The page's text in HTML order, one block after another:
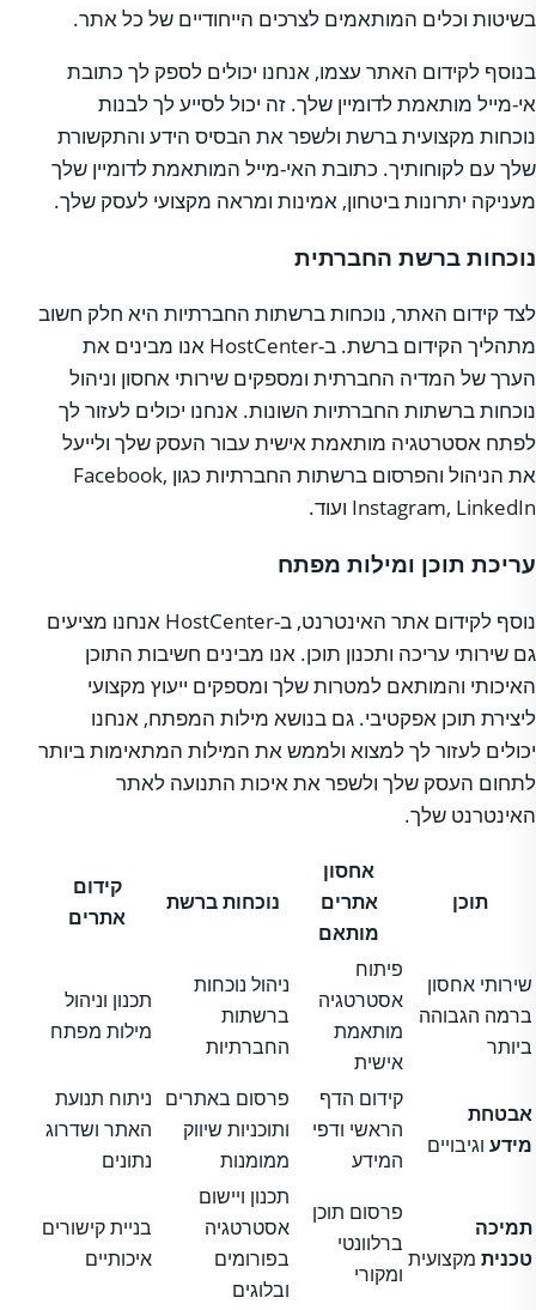
בשיטות וכלים המותאמים לצרכים הייחודיים של כל אתר.
בנוסף לקידום האתר עצמו, אנחנו יכולים לספק לך כתובת
אי-מייל מותאמת לדומיין שלך. זה יכול לסייע לך לבנות
נוכחות מקצועית ברשת ולשפר את הבסיס הידע והתקשורת
שלך עם לקוחותיך. כתובת האי-מייל המותאמת לדומיין שלך
מעניקה יתרונות ביטחון, אמינות ומראה מקצועי לעסק שלך.
נוכחות ברשת החברתית
לצד קידום האתר, נוכחות ברשתות החברתיות היא חלק חשוב
מתהליך הקידום ברשת. ב-HostCenter אנו מבינים את
הערך של המדיה החברתית ומספקים שירותי אחסון וניהול
נוכחות ברשתות החברתיות השונות. אנחנו יכולים לעזור לך
לפתח אסטרטגיה מותאמת אישית עבור העסק שלך ולייעל
את הניהול והפרסום ברשתות החברתיות כגון Facebook,
Instagram, LinkedIn ועוד.
עריכת תוכן ומילות מפתח
נוסף לקידום אתר האינטרנט, ב-HostCenter אנחנו מציעים
גם שירותי עריכה ותכנון תוכן. אנו מבינים חשיבות התוכן
האיכותי והמותאם למטרות שלך ומספקים ייעוץ מקצועי
ליצירת תוכן אפקטיבי. גם בנושא מילות המפתח, אנחנו
יכולים לעזור לך למצוא ולממש את המילות המתאימות ביותר
לתחום העסק שלך ולשפר את איכות התנועה לאתר
האינטרנט שלך.
תוכן
אחסון
אתרים
מותאם
נוכחות ברשת
קידום
אתרים
שירותי אחסון
ברמה הגבוהה
ביותר
פיתוח
אסטרטגיה
מותאמת
אישית
ניהול נוכחות
ברשתות
החברתיות
תכנון וניהול
מילות מפתח
אבטחת
מידע וגיבויים
קידום הדף
הראשי ודפי
המידע
פרסום באתרים
ותוכניות שיווק
ממומנות
ניתוח תנועת
האתר ושדרוג
נתונים
תמיכה
טכנית מקצועית
פרסום תוכן
ברלוונטי
ומקורי
תכנון ויישום
אסטרטגיה
בפורומים
ובלוגים
בניית קישורים
איכותיים